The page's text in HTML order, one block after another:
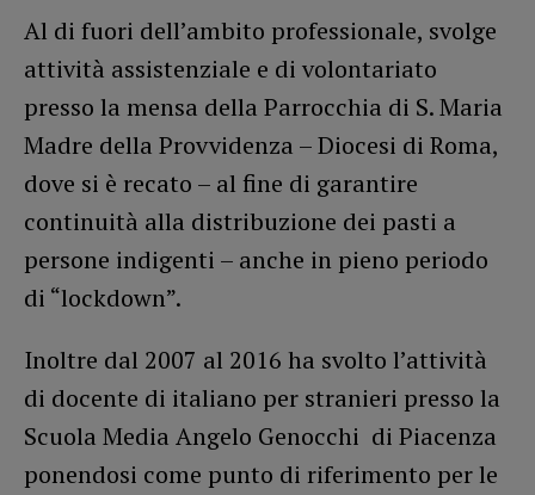
Al di fuori dell’ambito professionale, svolge
attività assistenziale e di volontariato
presso la mensa della Parrocchia di S. Maria
Madre della Provvidenza – Diocesi di Roma,
dove si è recato – al fine di garantire
continuità alla distribuzione dei pasti a
persone indigenti – anche in pieno periodo
di “lockdown”.
Inoltre dal 2007 al 2016 ha svolto l’attività
di docente di italiano per stranieri presso la
Scuola Media Angelo Genocchi di Piacenza
ponendosi come punto di riferimento per le